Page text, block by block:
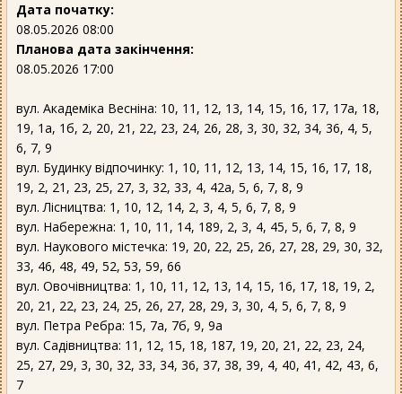
Дата початку:
08.05.2026 08:00
Планова дата закінчення:
08.05.2026 17:00
вул. Академіка Весніна: 10, 11, 12, 13, 14, 15, 16, 17, 17а, 18,
19, 1а, 1б, 2, 20, 21, 22, 23, 24, 26, 28, 3, 30, 32, 34, 36, 4, 5,
6, 7, 9
вул. Будинку відпочинку: 1, 10, 11, 12, 13, 14, 15, 16, 17, 18,
19, 2, 21, 23, 25, 27, 3, 32, 33, 4, 42а, 5, 6, 7, 8, 9
вул. Лісництва: 1, 10, 12, 14, 2, 3, 4, 5, 6, 7, 8, 9
вул. Набережна: 1, 10, 11, 14, 189, 2, 3, 4, 45, 5, 6, 7, 8, 9
вул. Наукового містечка: 19, 20, 22, 25, 26, 27, 28, 29, 30, 32,
33, 46, 48, 49, 52, 53, 59, 66
вул. Овочівництва: 1, 10, 11, 12, 13, 14, 15, 16, 17, 18, 19, 2,
20, 21, 22, 23, 24, 25, 26, 27, 28, 29, 3, 30, 4, 5, 6, 7, 8, 9
вул. Петра Ребра: 15, 7а, 7б, 9, 9а
вул. Садівництва: 11, 12, 15, 18, 187, 19, 20, 21, 22, 23, 24,
25, 27, 29, 3, 30, 32, 33, 34, 36, 37, 38, 39, 4, 40, 41, 42, 43, 6,
7